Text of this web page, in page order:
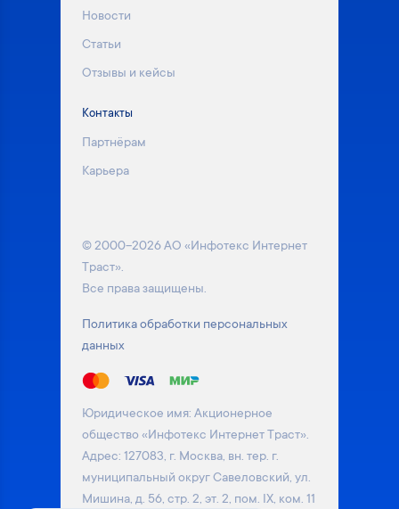
Новости
Статьи
Отзывы и кейсы
Контакты
Партнёрам
Карьера
© 2000–2026 АО «Инфотекс Интернет
Траст».
Все права защищены.
Политика обработки персональных
данных
Юридическое имя: Акционерное
общество «Инфотекс Интернет Траст».
Адрес: 127083, г. Москва, вн. тер. г.
муниципальный округ Савеловский, ул.
Мишина, д. 56, стр. 2, эт. 2, пом. IX, ком. 11